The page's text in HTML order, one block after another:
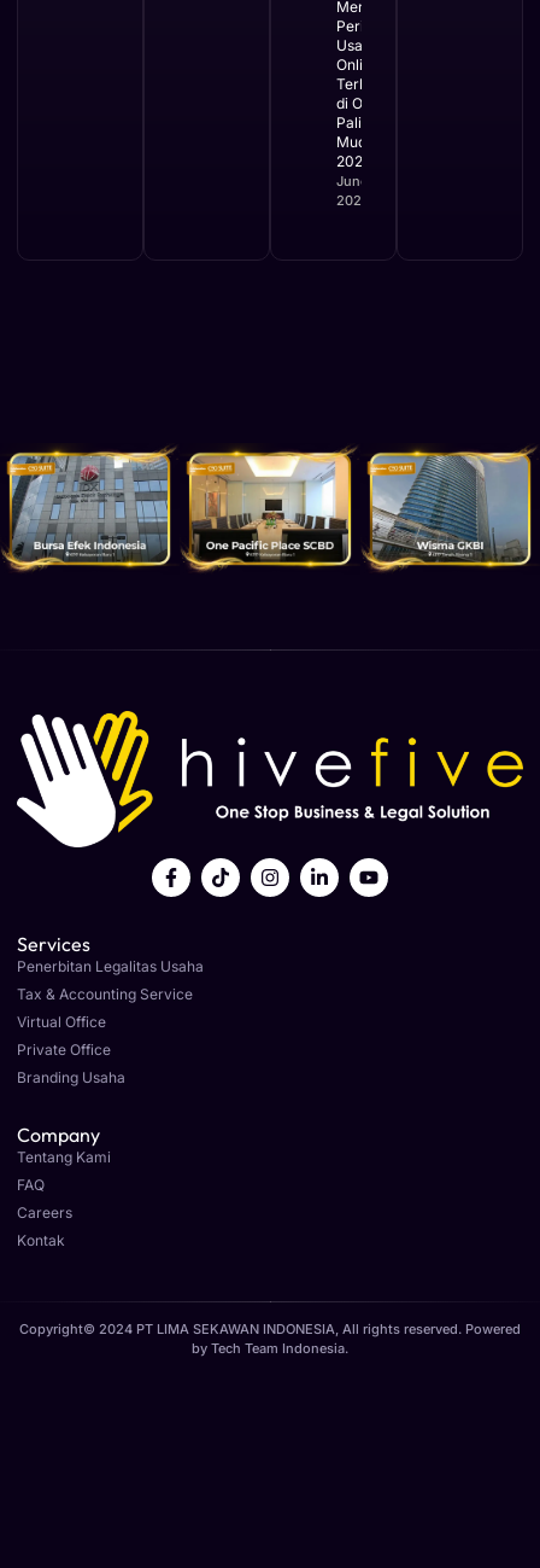
Mengurus
Perizinan
Usaha
Online
Terbaru
di OSS
Paling
Mudah
2026
June 2,
2026
Services
Penerbitan Legalitas Usaha
Tax & Accounting Service
Virtual Office
Private Office
Branding Usaha
Company
Tentang Kami
FAQ
Careers
Kontak
Copyright© 2024 PT LIMA SEKAWAN INDONESIA, All rights reserved. Powered
by Tech Team Indonesia.